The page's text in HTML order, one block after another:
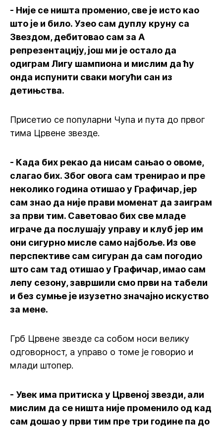
- Није се ништа променио, све је исто као
што је и било. Узео сам дуплу круну са
Звездом, дебитовао сам за А
репрезентацију, још ми је остало да
одиграм Лигу шампиона и мислим да ћу
онда испунити сваки могући сан из
детињства.
Присетио се популарни Чупа и пута до првог
тима Црвене звезде.
- Када бих рекао да нисам сањао о овоме,
слагао бих. Због овога сам тренирао и пре
неколико година отишао у Графичар, јер
сам знао да није прави моменат да заиграм
за први тим. Саветовао бих све младе
играче да послушају управу и клуб јер им
они сигурно мисле само најбоље. Из ове
перспективе сам сигуран да сам погодио
што сам тад отишао у Графичар, имао сам
лепу сезону, завршили смо први на табели
и без сумње је изузетно значајно искуство
за мене.
Грб Црвене звезде са собом носи велику
одговорност, а управо о томе је говорио и
млади штопер.
- Увек има притиска у Црвеној звезди, али
мислим да се ништа није променило од кад
сам дошао у први тим пре три године па до